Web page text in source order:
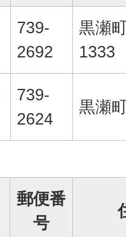
739-
2692
黒瀬
1333
739-
2624
黒瀬
郵便番
号